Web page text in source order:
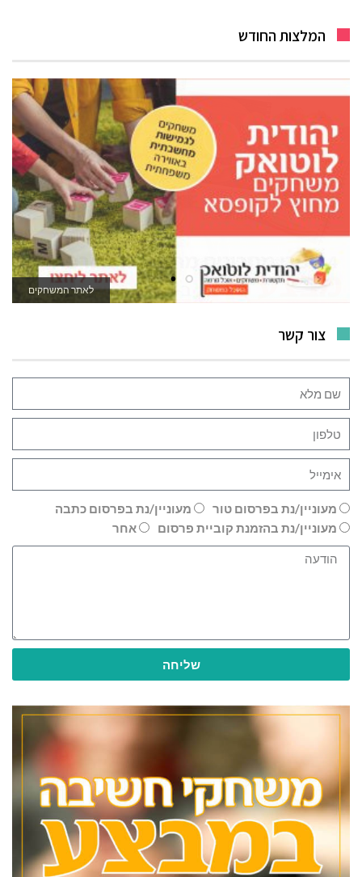
המלצות החודש
לאתר המשחקים
צור קשר
מעוניין/נת בפרסום טור
מעוניין/נת בפרסום כתבה
מעוניין/נת בהזמנת קוביית פרסום
אחר
שליחה